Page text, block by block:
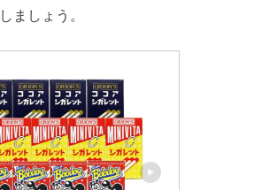
ましょう。